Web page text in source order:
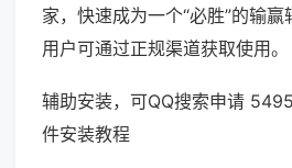
家，快速成为一个“必胜”的输
用户可通过正规渠道获取使用。
辅助安装，可QQ搜索申请
件安装教程